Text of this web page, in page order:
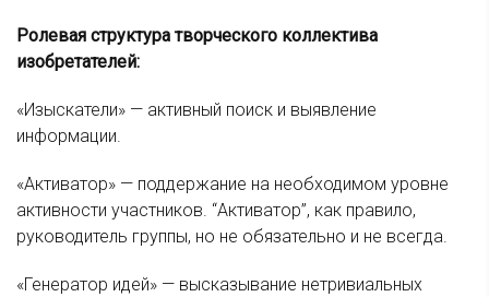
Ролевая структура творческого коллектива
изобретателей:
«Изыскатели» — активный поиск и выявление
информации.
«Активатор» — поддержание на необходимом уровне
активности участников. “Активатор”, как правило,
руководитель группы, но не обязательно и не всегда.
«Генератор идей» — высказывание нетривиальных